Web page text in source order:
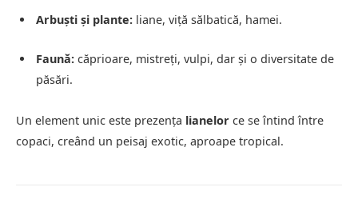
Arbuști și plante: liane, viță sălbatică, hamei.
Faună: căprioare, mistreți, vulpi, dar și o diversitate de
păsări.
Un element unic este prezența lianelor ce se întind între
copaci, creând un peisaj exotic, aproape tropical.